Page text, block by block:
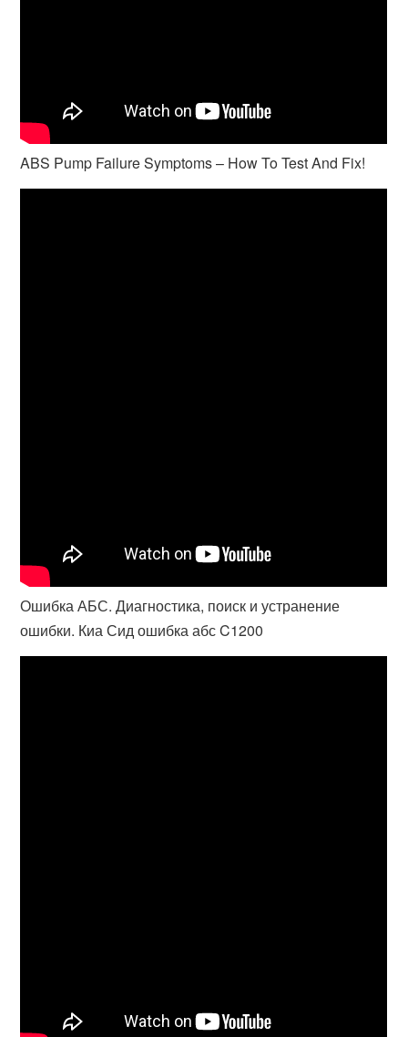
ABS Pump Failure Symptoms – How To Test And Fix!
Ошибка АБС. Диагностика, поиск и устранение
ошибки. Киа Сид ошибка абс C1200